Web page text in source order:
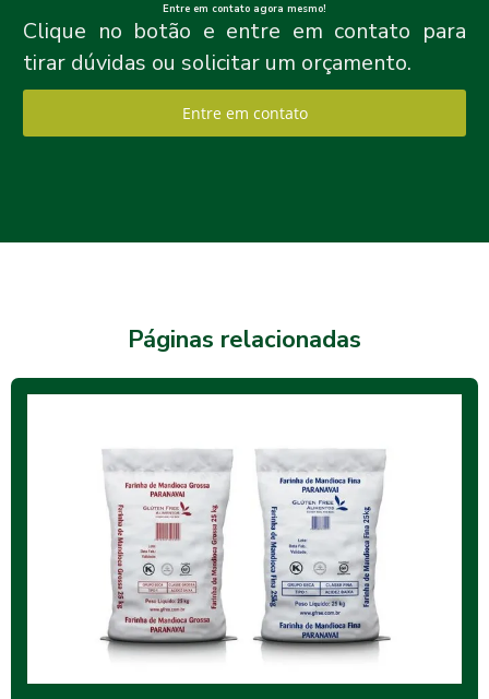
Entre em contato agora mesmo!
Clique no botão e entre em contato para
tirar dúvidas ou solicitar um orçamento.
Entre em contato
Páginas relacionadas